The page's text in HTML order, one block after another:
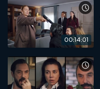
00:14:01